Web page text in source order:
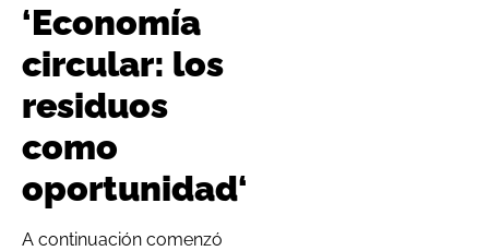
‘Economía
circular: los
residuos
como
oportunidad‘
A continuación comenzó